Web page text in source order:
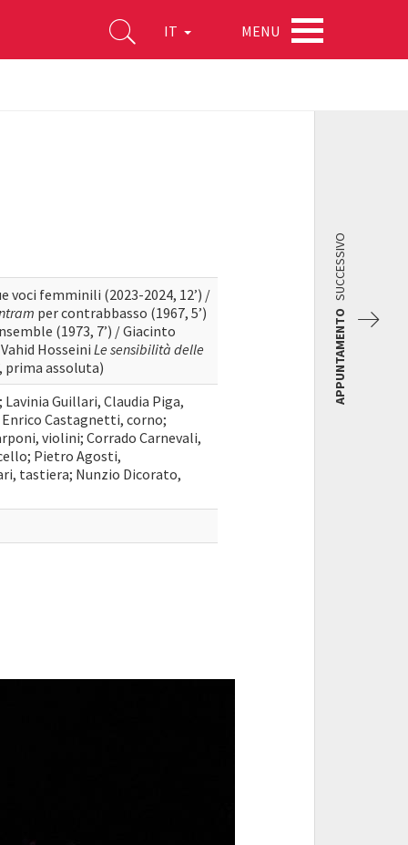
IT MENU
voci femminili (2023-2024, 12’) /
per contrabbasso (1967, 5’)
(1973, 7’) / Giacinto
Vahid HosseiniLe sensibilità delle
prima assoluta)
Lavinia Guillari, Claudia Piga,
Castagnetti, corno;
violini; Corrado Carnevali,
Pietro Agosti,
tastiera; Nunzio Dicorato,
APPUNTAMENTO
SUCCESSIVO